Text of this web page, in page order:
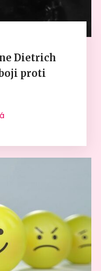
Dietrich
proti